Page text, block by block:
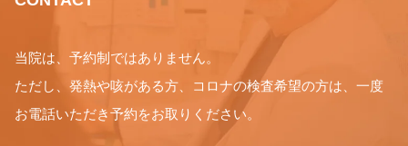
当院は、予約制ではありません。
ただし、発熱や咳がある方、コロナの検査希望の方は、一度
お電話いただき予約をお取りください。